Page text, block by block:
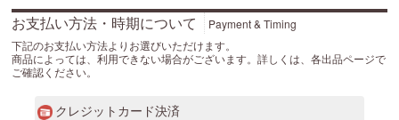
お支払い方法・時期について
Payment & Timing
下記のお支払い方法よりお選びいただけます。
商品によっては、利用できない場合がございます。詳しくは、各出品ページで
ご確認ください。
クレジットカード決済